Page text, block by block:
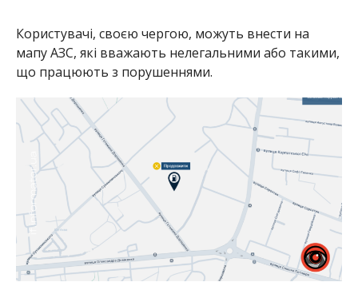
Користувачі, своєю чергою, можуть внести на
мапу АЗС, які вважають нелегальними або такими,
що працюють з порушеннями.